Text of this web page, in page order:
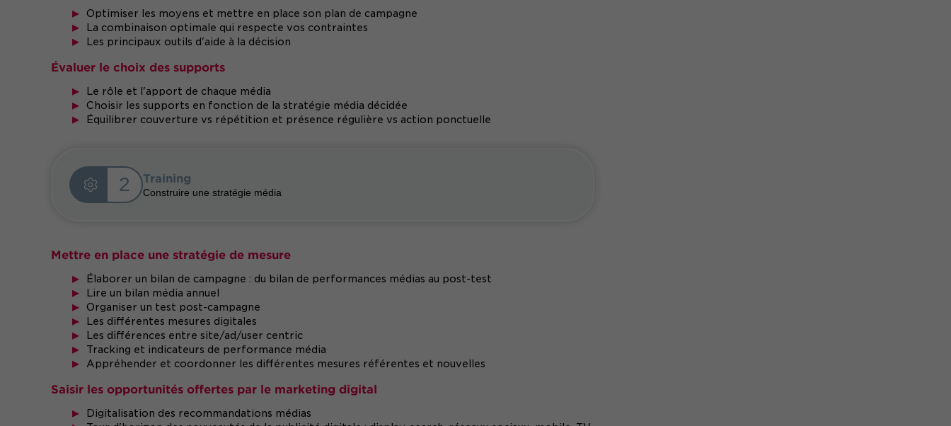
Optimiser les moyens et mettre en place son plan de campagne
La combinaison optimale qui respecte vos contraintes
Les principaux outils d'aide à la décision
Évaluer le choix des supports
Le rôle et l'apport de chaque média
Choisir les supports en fonction de la stratégie média décidée
Équilibrer couverture vs répétition et présence régulière vs action ponctuelle
2 Training
Construire une stratégie média
Mettre en place une stratégie de mesure
Élaborer un bilan de campagne : du bilan de performances médias au post-test
Lire un bilan média annuel
Organiser un test post-campagne
Les différentes mesures digitales
Les différences entre site/ad/user centric
Tracking et indicateurs de performance média
Appréhender et coordonner les différentes mesures référentes et nouvelles
Saisir les opportunités offertes par le marketing digital
Digitalisation des recommandations médias